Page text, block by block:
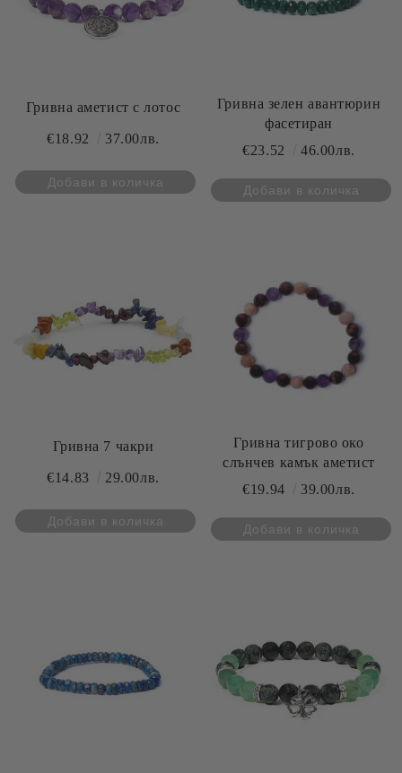
Гривна аметист с лотос
€18.92 37.00лв.
Гривна зелен авантюрин
фасетиран
€23.52
46.00лв.
Гривна 7 чакри
€14.83 29.00лв.
Гривна тигрово око
слънчев камък аметист
€19.94
39.00лв.